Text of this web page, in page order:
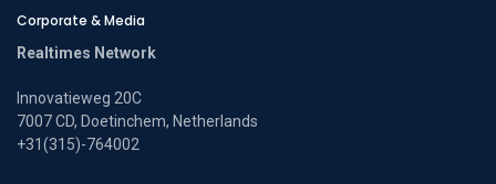
Corporate & Media
Realtimes Network
Innovatieweg 20C
7007 CD, Doetinchem, Netherlands
+31(315)-764002